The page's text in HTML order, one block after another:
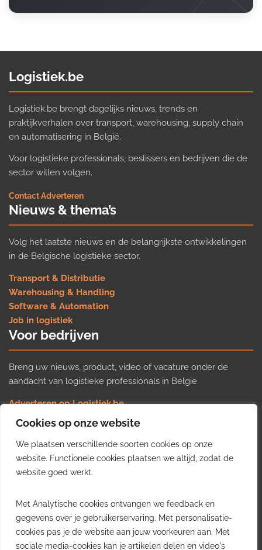
Cookies op onze website
We plaatsen verschillende soorten cookies op onze
website. Functionele cookies plaatsen we altijd, zodat de
website goed werkt.
Met Analytische cookies ontvangen we feedback en
gegevens over je gebruikerservaring. Met personalisatie-
cookies pas je de website aan jouw voorkeuren aan. Met
sociale media-cookies kan je artikelen delen en video's
Logistiek.be
Logistiek.be brengt dagelijks nieuws, trends en
praktijkverhalen over transport, warehousing, supply chain
en automatisering in België.
Voor logistieke professionals, beslissers en bedrijven die de
sector willen volgen.
Contact·Adverteren
Nieuws & thema’s
Volg het laatste nieuws en de belangrijkste ontwikkelingen
in de Belgische logistieke sector.
Transport & Distributie
Warehousing & Handling
Software & Automation
Job in logistiek
Voor bedrijven
Breng uw nieuws, product, video of vacature onder de
aandacht van logistieke professionals in België.
Adverteren op Logistiek.be
Nieuws insturen
Uw video op Logistiek.TV
Job plaatsen
Gratis wekelijkse update
inzichten uit de Belgische logistieke sector in uw inbox.
Ontvang je gratis
wekelijkse update